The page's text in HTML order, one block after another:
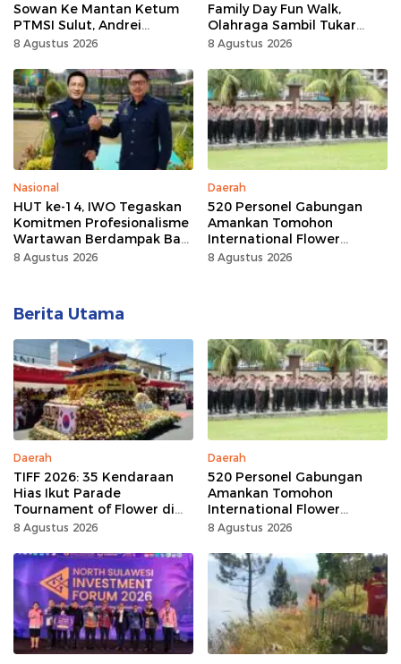
Sowan Ke Mantan Ketum
PTMSI Sulut, Andrei
Angouw
8 Agustus 2026
Family Day Fun Walk,
Olahraga Sambil Tukar
Sampah Demi Jaga Bumi
8 Agustus 2026
Nasional
HUT ke-14, IWO Tegaskan
Komitmen Profesionalisme
Wartawan Berdampak Bagi
Kebaikan Bangsa
8 Agustus 2026
Daerah
520 Personel Gabungan
Amankan Tomohon
International Flower
Festival
8 Agustus 2026
Berita Utama
Daerah
TIFF 2026: 35 Kendaraan
Hias Ikut Parade
Tournament of Flower di
Tomohon
8 Agustus 2026
Daerah
520 Personel Gabungan
Amankan Tomohon
International Flower
Festival
8 Agustus 2026